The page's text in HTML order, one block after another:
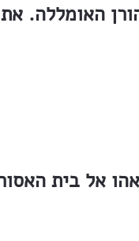
האומללה. את